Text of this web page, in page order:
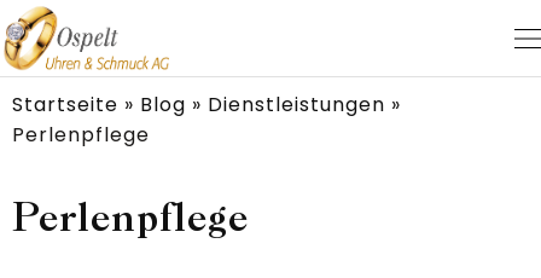
Startseite » Blog » Dienst­leistungen »
Perlenpflege
Perlenpflege